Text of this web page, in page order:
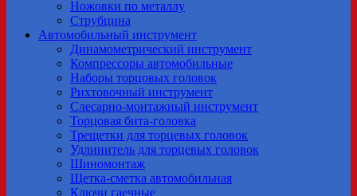
Ножовки по металлу
Струбцина
Автомобильный инструмент
Динамометрический инструмент
Компрессоры автомобильные
Наборы торцовых головок
Рихтовочный инструмент
Слесарно-монтажный инструмент
Торцовая бита-головка
Трещетки для торцевых головок
Удлинитель для торцевых головок
Шиномонтаж
Щетка-сметка автомобильная
Ключи гаечные